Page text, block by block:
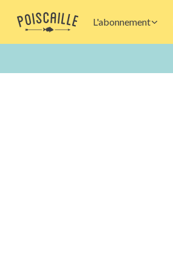
L'abonnement